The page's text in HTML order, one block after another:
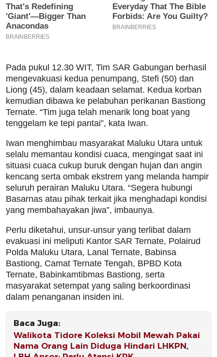
Pada pukul 12.30 WIT, Tim SAR Gabungan berhasil
mengevakuasi kedua penumpang, Stefi (50) dan
Liong (45), dalam keadaan selamat. Kedua korban
kemudian dibawa ke pelabuhan perikanan Bastiong
Ternate. “Tim juga telah menarik long boat yang
tenggelam ke tepi pantai”, kata Iwan.
Iwan menghimbau masyarakat Maluku Utara untuk
selalu memantau kondisi cuaca, mengingat saat ini
situasi cuaca cukup buruk dengan hujan dan angin
kencang serta ombak ekstrem yang melanda hampir
seluruh perairan Maluku Utara. “Segera hubungi
Basarnas atau pihak terkait jika menghadapi kondisi
yang membahayakan jiwa”, imbaunya.
Perlu diketahui, unsur-unsur yang terlibat dalam
evakuasi ini meliputi Kantor SAR Ternate, Polairud
Polda Maluku Utara, Lanal Ternate, Babinsa
Bastiong, Camat Ternate Tengah, BPBD Kota
Ternate, Babinkamtibmas Bastiong, serta
masyarakat setempat yang saling berkoordinasi
dalam penanganan insiden ini.
Baca Juga:
Walikota Tidore Koleksi Mobil Mewah Pakai
Nama Orang Lain Diduga Hindari LHKPN,